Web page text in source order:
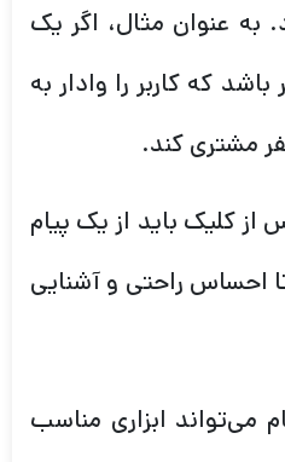
عنوان مثال، اگر یک
که کاربر را وادار به
مشتری کند.
کلیک باید از یک پیام
احساس راحتی و آشنایی
ابزاری مناسب